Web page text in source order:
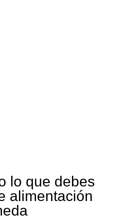
lo que debes
alimentación